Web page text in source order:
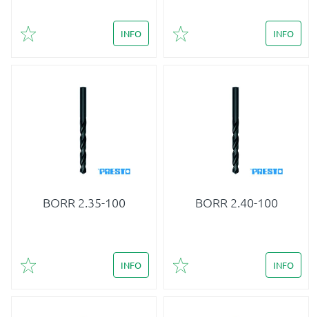
Lägg till i favoriter
INFO
Lägg till i favoriter
INFO
BORR 2.35-100
Lägg till i favoriter
INFO
BORR 2.40-100
Lägg till i favoriter
INFO